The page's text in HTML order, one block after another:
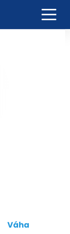
Váha